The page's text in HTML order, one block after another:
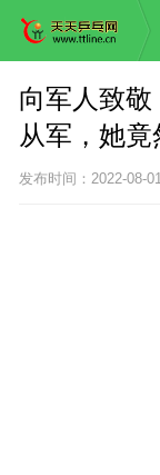
向军人致
从军，她竟
发布时间：2022-08-